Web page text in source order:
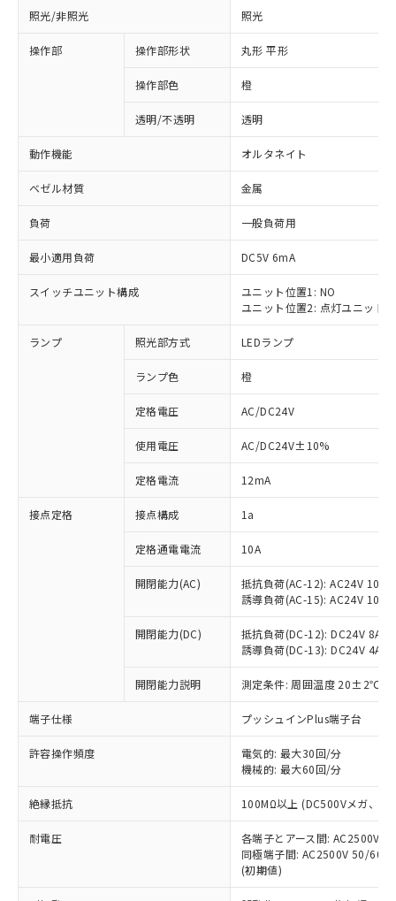
照光/非照光 照光
操作部 操作部形状 丸形 平形
操作部色 橙
透明/不透明 透明
動作機能 オルタネイト
ベゼル材質 金属
負荷 一般負荷用
最小適用負荷 DC5V 6mA
スイッチユニット構成
ユニット位置1: NO
ユニット位置2: 点灯ユニット
ランプ 照光部方式 LEDランプ
ランプ色 橙
定格電圧 AC/DC24V
使用電圧 AC/DC24V±10%
定格電流 12mA
接点定格 接点構成 1a
定格通電電流 10A
開閉能力(AC)
抵抗負荷(AC-12): AC24V 10A/
誘導負荷(AC-15): AC24V
開閉能力(DC)
抵抗負荷(DC-12): DC24V 8A/
誘導負荷(DC-13): DC24V 4A/
開閉能力説明 測定条件: 周囲温度 20±2℃、
端子仕様 プッシュインPlus端子台
許容操作頻度
電気的: 最大30回/分
機械的: 最大60回/分
絶縁抵抗 100MΩ以上 (DC500Vメガ、点
耐電圧
各端子とアース間: AC2500V
同極端子間: AC2500V 50/
(初期値)
ご利用条件
以下の条件をお読みいただき、同意のうえ
ご利用ください。
本サービスは、当社制御機器事業取扱
商品の当社在庫状況および標準価格
(税抜)を提供させていただくもので
当社制御機器事業取扱商品の中には、
本サービスの対象外となる商品もある
ことをご了承ください。
在庫状況および標準価格照会結果は、
記載している更新日時点での社内デー
タに基づき作成されるものであり、閲
覧された時点での実際の在庫および標
準価格とは異なる場合があることをご
※1 対応状況
対応済み：EU RoHS指令（10物質）の
非含有に対応した製品が提供可能な商品で
対応予定：EU RoHS指令（10物質）の非含
有に対応した製品に切り替える予定のある
対応予定なし：EU RoHS指令（10物質）の
非含有に非対応の商品で、対応品を出す予
定はありません。
調査・確認中：EU RoHS指令（10物質）の
非含有の対応状況を調査中または確認中の
非該当品：ライセンス料など無形物で、有
害物質有無と関係のない商品です。
仕入先様の事情により、非含有部品として
いたものが、含有品と判明した場合などや
むを得ず変更することがあります。
鉛(Pb) 1000ppm以下、 水銀(Hg) 1000ppm以下、 カド
六価クロム(Cr(Ⅵ)) 1000ppm以下、ポリ臭化ビフェニル
類(PBB) 1000ppm以下、ポリ臭化ジフェニルエーテル類
(PBDE) 1000ppm以下、フタル酸ビス(2-エチルヘキシ
※1 中国RoHS○×表
「○」：最大均質材料含有率が中国RoHSの
基準値以下であることを示します。
「×」：最大均質材料含有率が中国RoHSの
基準値を超えていることを示します。
「－」：未確認です。当社販売部門へお問
い合わせください。
*中国RoHS10物質の基準値 (GB/T26572)：
Pb(鉛) :1000ppm、 Hg(水銀) : 1000ppm、 Cd(カドミウ
Cr(Ⅵ)(六価クロム) : 1000ppm、 PBBs(ポリ臭化ビフェ
当社は、これら貴社製品のうち、外国
為替および外国貿易法に定める商品
（以下｢規制貨物等」という）を輸出
国政府の輸出許可(または役務取引許
可)を取得するなどの必要な手続きを